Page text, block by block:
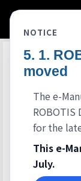
NOTICE
moved
The e-
ROBOTIS
for the
This e-
July.